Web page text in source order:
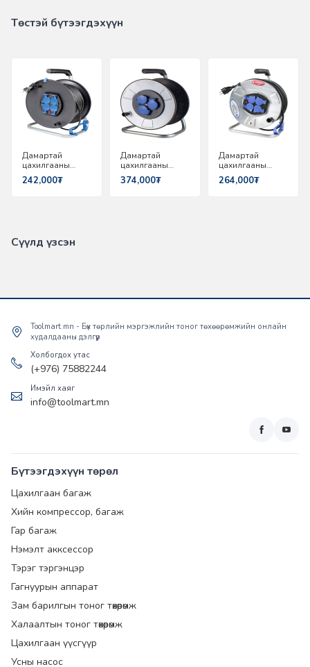
Төстэй бүтээгдэхүүн
Дамартай
цахилгааны
уртасгагч 25m
220V AS-
242,000₮
Дамартай
цахилгааны
уртасгагч 20m
220V AS-
374,000₮
Дамартай
цахилгааны
уртасгагч 25m
220V AS-
264,000₮
Сүүлд үзсэн
Toolmart.mn - Бүх төрлийн мэргэжлийн тоног төхөөрөмжийн онлайн
худалдааны дэлгүүр
Холбогдох утас
(+976) 75882244
Имэйл хаяг
info@toolmart.mn
Бүтээгдэхүүн төрөл
Цахилгаан багаж
Хийн компрессор, багаж
Гар багаж
Нэмэлт акксессор
Тэрэг тэргэнцэр
Гагнуурын аппарат
Зам барилгын тоног төхөөрөмж
Халаалтын тоног төхөөрөмж
Цахилгаан үүсгүүр
Усны насос